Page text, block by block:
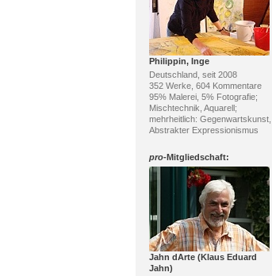
Philippin, Inge
Deutschland, seit 2008
352 Werke, 604 Kommentare
95% Malerei, 5% Fotografie;
Mischtechnik, Aquarell;
mehrheitlich: Gegenwartskunst,
Abstrakter Expressionismus
pro-Mitgliedschaft:
Jahn dArte (Klaus Eduard
Jahn)